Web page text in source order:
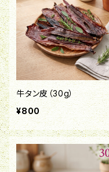
牛タン皮（30g）
¥800